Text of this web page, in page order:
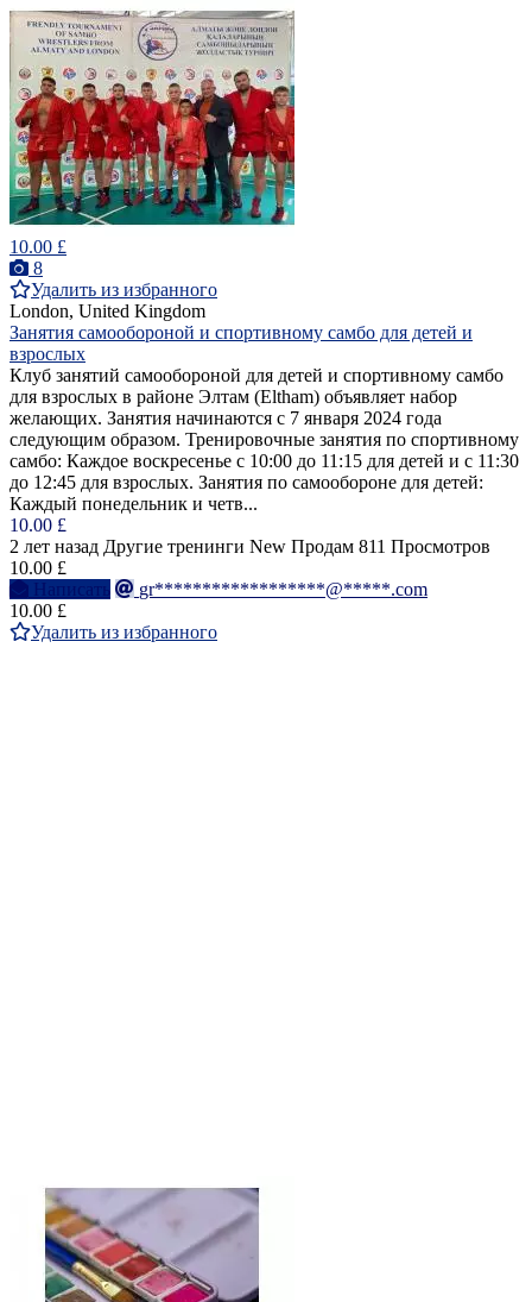
10.00 £
8
Удалить из избранного
London, United Kingdom
Занятия самообороной и спортивному самбо для детей и
взрослых
Клуб занятий самообороной для детей и спортивному самбо
для взрослых в районе Элтам (Eltham) объявляет набор
желающих. Занятия начинаются с 7 января 2024 года
следующим образом. Тренировочные занятия по спортивному
самбо: Каждое воскресенье с 10:00 до 11:15 для детей и с 11:30
до 12:45 для взрослых. Занятия по самообороне для детей:
Каждый понедельник и четв...
10.00 £
2 лет назад Другие тренинги New Продам 811 Просмотров
10.00 £
Написать
gr******************@*****.com
10.00 £
Удалить из избранного